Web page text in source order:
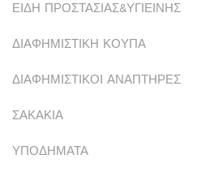
ΕΙΔΗ ΠΡΟΣΤΑΣΙΑΣ&ΥΓΙΕΙΝΗΣ
ΔΙΑΦΗΜΙΣΤΙΚΗ ΚΟΥΠΑ
ΔΙΑΦΗΜΙΣΤΙΚΟΙ ΑΝΑΠΤΗΡΕΣ
ΣΑΚΑΚΙΑ
ΥΠΟΔΗΜΑΤΑ